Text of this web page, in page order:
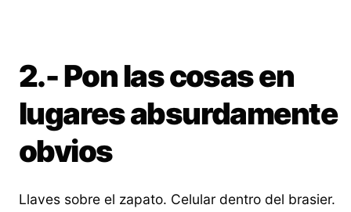
2.- Pon las cosas en
lugares absurdamente
obvios
Llaves sobre el zapato. Celular dentro del brasier.